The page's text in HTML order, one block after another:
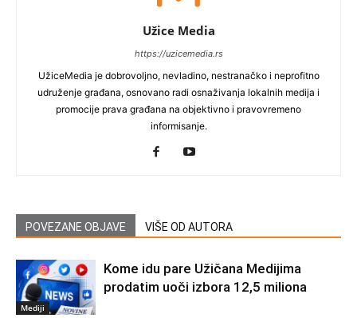
Užice Media
https://uzicemedia.rs
UžiceMedia je dobrovoljno, nevladino, nestranačko i neprofitno
udruženje građana, osnovano radi osnaživanja lokalnih medija i
promocije prava građana na objektivno i pravovremeno
informisanje.
POVEZANE OBJAVE VIŠE OD AUTORA
Mediji
Kome idu pare Užičana Medijima
prodatim uoči izbora 12,5 miliona